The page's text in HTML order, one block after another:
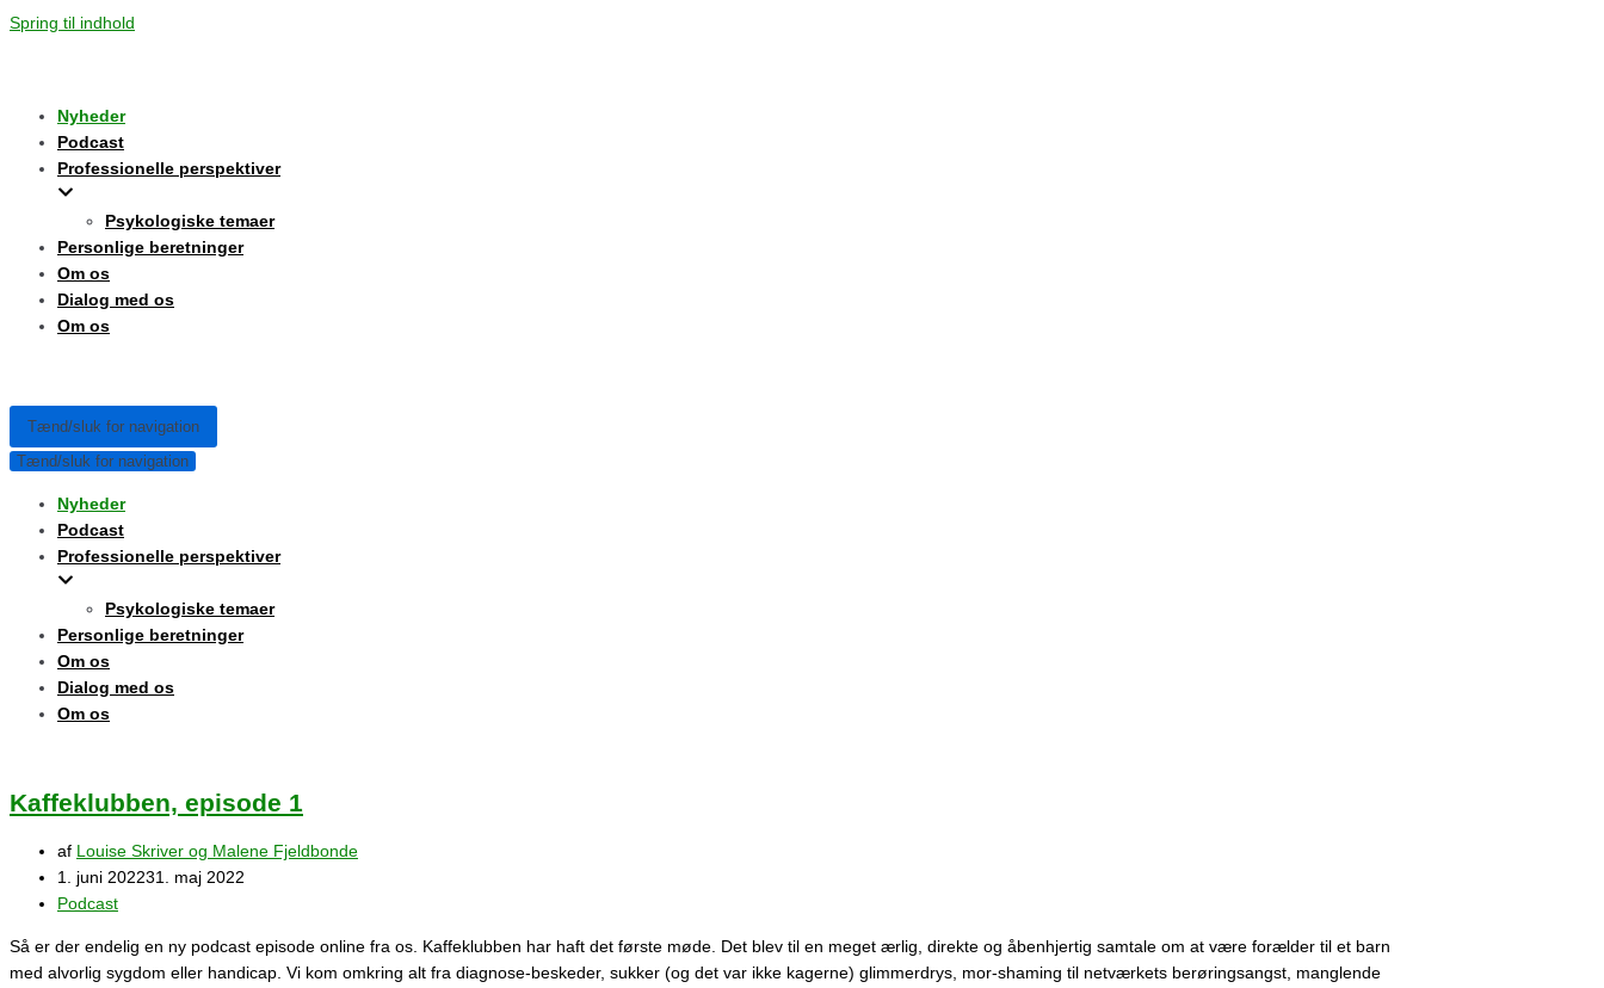
Spring til indhold
Nyheder
Podcast
Professionelle perspektiver
Psykologiske temaer
Personlige beretninger
Om os
Dialog med os
Om os
Tænd/sluk for navigation
Tænd/sluk for navigation
Nyheder
Podcast
Professionelle perspektiver
Psykologiske temaer
Personlige beretninger
Om os
Dialog med os
Om os
Kaffeklubben, episode 1
af Louise Skriver og Malene Fjeldbonde
1. juni 202231. maj 2022
Podcast
Så er der endelig en ny podcast episode online fra os. Kaffeklubben har haft det første møde. Det blev til en meget ærlig, direkte og åbenhjertig samtale om at være forælder til et barn
med alvorlig sygdom eller handicap. Vi kom omkring alt fra diagnose-beskeder, sukker (og det var ikke kagerne) glimmerdrys, mor-shaming til netværkets berøringsangst, manglende